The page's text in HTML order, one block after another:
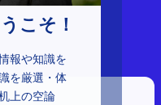
こそ！
報や知識を
を厳選・体
上の空論